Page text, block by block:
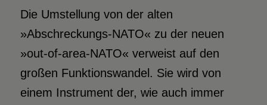
Die Umstellung von der alten
»Abschreckungs-NATO« zu der neuen
»out-of-area-NATO« verweist auf den
großen Funktionswandel. Sie wird von
einem Instrument der, wie auch immer